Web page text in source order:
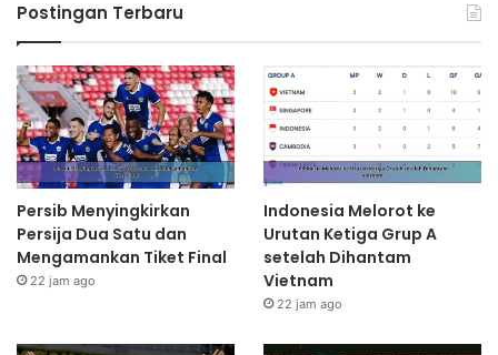
Postingan Terbaru
Persib Menyingkirkan
Persija Dua Satu dan
Mengamankan Tiket Final
22 jam ago
Indonesia Melorot ke
Urutan Ketiga Grup A
setelah Dihantam
Vietnam
22 jam ago